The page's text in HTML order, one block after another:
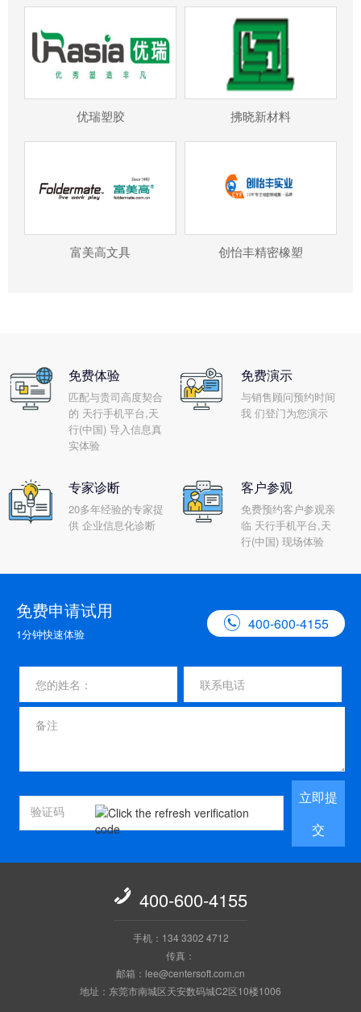
优瑞塑胶 拂晓新材料
富美高文具 创怡丰精密橡塑
免费体验
匹配与贵司高度契合
的 天行手机平台,天
行(中国) 导入信息真
实体验
免费演示
与销售顾问预约时间
我 们登门为您演示
专家诊断
20多年经验的专家提
供 企业信息化诊断
客户参观
免费预约客户参观亲
临 天行手机平台,天
行(中国) 现场体验
免费申请试用
1分钟快速体验
 400-600-4155
立即提
交
 400-600-4155
手机：134 3302 4712
传真：
邮箱：lee@centersoft.com.cn
地址：东莞市南城区天安数码城C2区10楼1006